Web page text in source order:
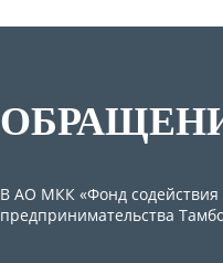
В АО МКК «Фонд содействия
предпринимательства